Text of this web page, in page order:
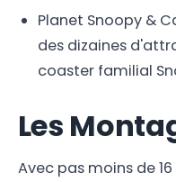
Planet Snoopy &
des dizaines
coaster familial
Les
Avec pas moins de